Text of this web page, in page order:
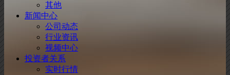
其他
新闻中心
公司动态
行业资讯
视频中心
投资者关系
实时行情